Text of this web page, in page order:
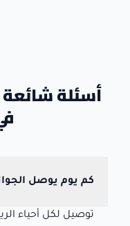
أسئلة
كم يوم يوصل